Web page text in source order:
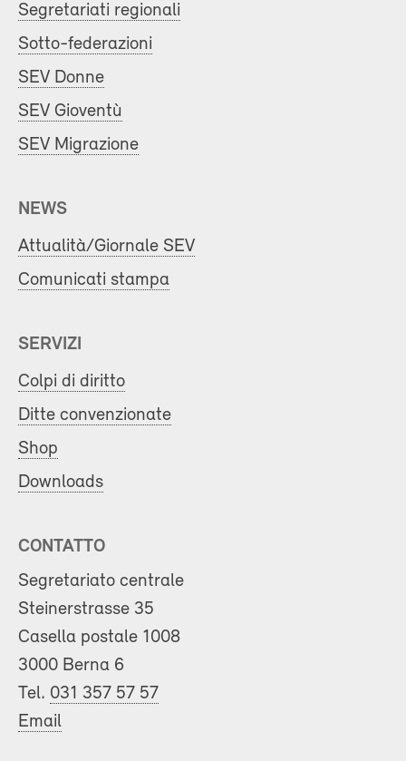
Segretariati regionali
Sotto-federazioni
SEV Donne
SEV Gioventù
SEV Migrazione
NEWS
Attualità/Giornale SEV
Comunicati stampa
SERVIZI
Colpi di diritto
Ditte convenzionate
Shop
Downloads
CONTATTO
Segretariato centrale
Steinerstrasse 35
Casella postale 1008
3000 Berna 6
Tel. 031 357 57 57
Email